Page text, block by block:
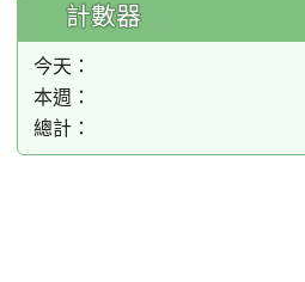
計數器
今天：
本週：
總計：